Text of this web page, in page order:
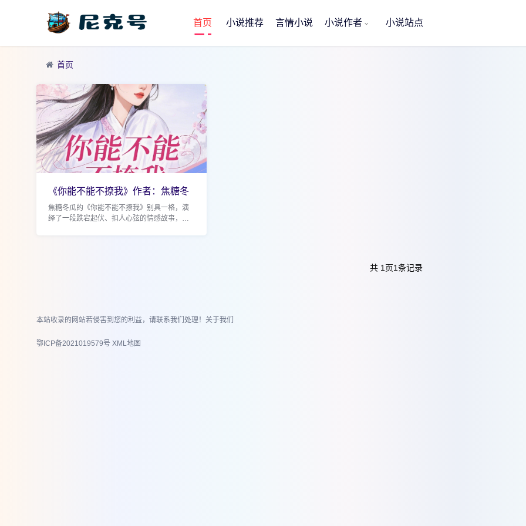
首页 小说推荐 言情小说 小说作者 小说站点
首页
《你能不能不撩我》作者：焦糖冬
瓜 小攻重生失
焦糖冬瓜的《你能不能不撩我》别具一格，演
绎了一段跌宕起伏、扣人心弦的情感故事，重
共 1 页1条记录
本站收录的网站若侵害到您的利益，请联系我们处理！ 关于我们
鄂ICP备2021019579号 XML地图